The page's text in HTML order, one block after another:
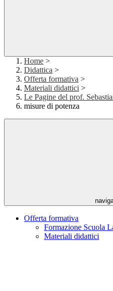
Home >
Didattica >
Offerta formativa >
Materiali didattici >
Le Pagine del prof.
misure di potenza
Offerta formativa
Formazione Scuola
Materiali didattici